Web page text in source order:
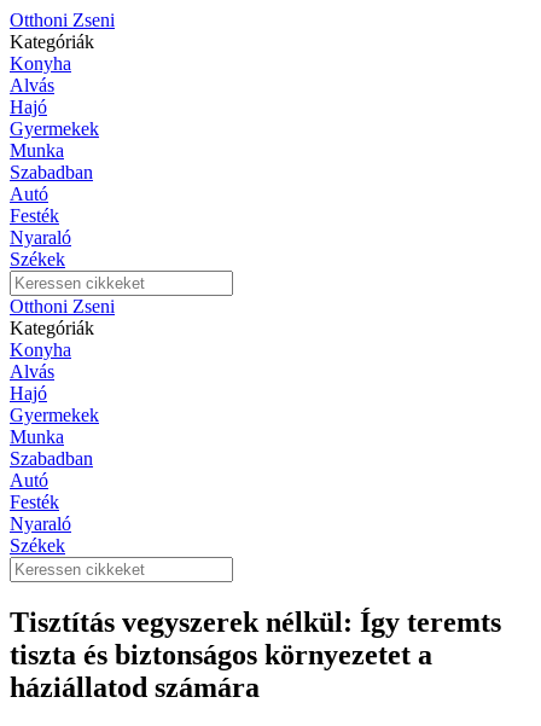
Otthoni Zseni
Kategóriák
Konyha
Alvás
Hajó
Gyermekek
Munka
Szabadban
Autó
Festék
Nyaraló
Székek
Otthoni Zseni
Kategóriák
Konyha
Alvás
Hajó
Gyermekek
Munka
Szabadban
Autó
Festék
Nyaraló
Székek
Tisztítás vegyszerek nélkül: Így teremts
tiszta és biztonságos környezetet a
háziállatod számára